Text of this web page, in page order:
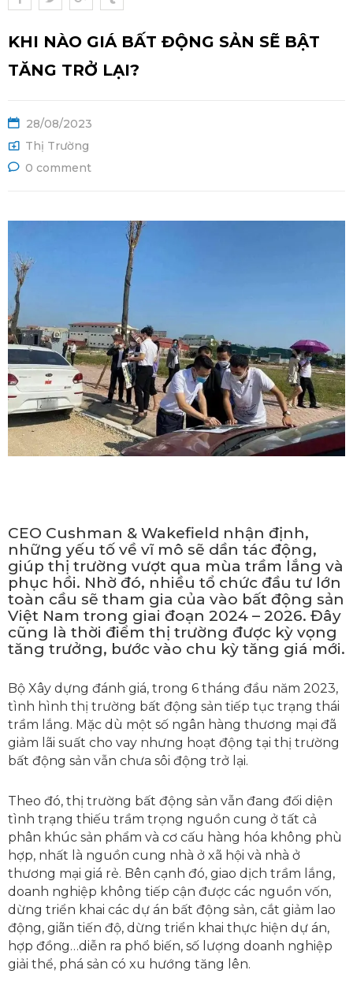
KHI NÀO GIÁ BẤT ĐỘNG SẢN SẼ BẬT
TĂNG TRỞ LẠI?
28/08/2023
Thị Trường
0 comment
CEO Cushman & Wakefield nhận định,
những yếu tố về vĩ mô sẽ dần tác động,
giúp thị trường vượt qua mùa trầm lắng và
phục hồi. Nhờ đó, nhiều tổ chức đầu tư lớn
toàn cầu sẽ tham gia của vào bất động sản
Việt Nam trong giai đoạn 2024 – 2026. Đây
cũng là thời điểm thị trường được kỳ vọng
tăng trưởng, bước vào chu kỳ tăng giá mới.
Bộ Xây dựng đánh giá, trong 6 tháng đầu năm 2023,
tình hình thị trường bất động sản tiếp tục trạng thái
trầm lắng. Mặc dù một số ngân hàng thương mại đã
giảm lãi suất cho vay nhưng hoạt động tại thị trường
bất động sản vẫn chưa sôi động trở lại.
Theo đó, thị trường bất động sản vẫn đang đối diện
tình trạng thiếu trầm trọng nguồn cung ở tất cả
phân khúc sản phẩm và cơ cấu hàng hóa không phù
hợp, nhất là nguồn cung nhà ở xã hội và nhà ở
thương mại giá rẻ. Bên cạnh đó, giao dịch trầm lắng,
doanh nghiệp không tiếp cận được các nguồn vốn,
dừng triển khai các dự án bất động sản, cắt giảm lao
động, giãn tiến độ, dừng triển khai thực hiện dự án,
hợp đồng…diễn ra phổ biến, số lượng doanh nghiệp
giải thể, phá sản có xu hướng tăng lên.